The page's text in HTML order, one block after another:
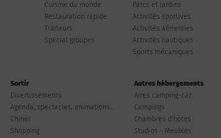
Cuisine du monde
Restauration rapide
Traiteurs
Spécial groupes
Parcs et Jardins
Activités sportives
Activités aériennes
Activités nautiques
Sports mécaniques
Sortir
Divertissements
Agenda, spectacles, animations...
Chiner
Shopping
Autres hébergements
Aires camping-car
Campings
Chambres d'hôtes
Studios - Meublés